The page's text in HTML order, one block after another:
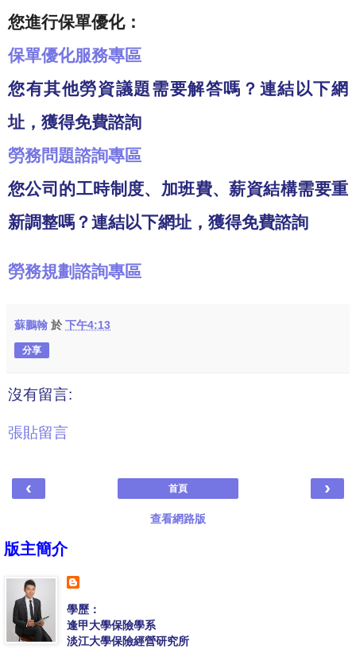
您進行保單優化：
保單優化服務專區
您有其他勞資議題需要解答嗎？連結以下網
址，獲得免費諮詢
勞務問題諮詢專區
您公司的工時制度、加班費、薪資結構需要重
新調整嗎？連結以下網址，獲得免費諮詢
勞務規劃諮詢專區
蘇鵬翰 於下午4:13
分享
沒有留言:
張貼留言
‹ ›
首頁
查看網路版
版主簡介
學歷：
逢甲大學保險學系
淡江大學保險經營研究所